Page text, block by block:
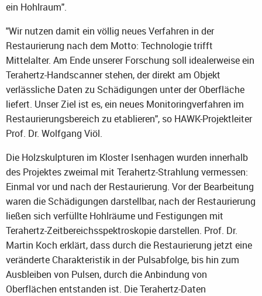
ein Hohlraum".
"Wir nutzen damit ein völlig neues Verfahren in der
Restaurierung nach dem Motto: Technologie trifft
Mittelalter. Am Ende unserer Forschung soll idealerweise ein
Terahertz-Handscanner stehen, der direkt am Objekt
verlässliche Daten zu Schädigungen unter der Oberfläche
liefert. Unser Ziel ist es, ein neues Monitoringverfahren im
Restaurierungsbereich zu etablieren", so HAWK-Projektleiter
Prof. Dr. Wolfgang Viöl.
Die Holzskulpturen im Kloster Isenhagen wurden innerhalb
des Projektes zweimal mit Terahertz-Strahlung vermessen:
Einmal vor und nach der Restaurierung. Vor der Bearbeitung
waren die Schädigungen darstellbar, nach der Restaurierung
ließen sich verfüllte Hohlräume und Festigungen mit
Terahertz-Zeitbereichsspektroskopie darstellen. Prof. Dr.
Martin Koch erklärt, dass durch die Restaurierung jetzt eine
veränderte Charakteristik in der Pulsabfolge, bis hin zum
Ausbleiben von Pulsen, durch die Anbindung von
Oberflächen entstanden ist. Die Terahertz-Daten